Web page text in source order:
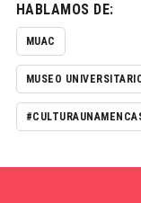
HABLAMOS DE:
MUAC
MUSEO